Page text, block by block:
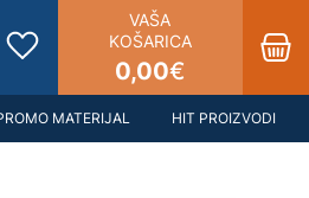
VAŠA
KOŠARICA
0,00€
MATERIJAL HIT PROIZVODI